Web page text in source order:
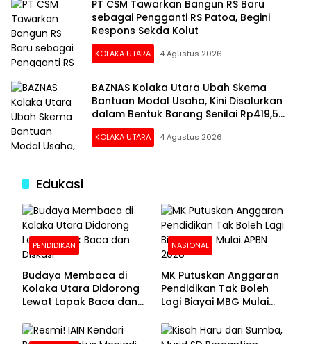
PT CSM Tawarkan Bangun RS Baru
sebagai Pengganti RS Patoa, Begini
Respons Sekda Kolut
KOLAKA UTARA 4 Agustus 2026
BAZNAS Kolaka Utara Ubah Skema
Bantuan Modal Usaha, Kini Disalurkan
dalam Bentuk Barang Senilai Rp419,5
Juta
KOLAKA UTARA 4 Agustus 2026
Edukasi
PENDIDIKAN
Budaya Membaca di
Kolaka Utara Didorong
Lewat Lapak Baca dan
NASIONAL
MK Putuskan Anggaran
Pendidikan Tak Boleh
Lagi Biayai MBG Mulai